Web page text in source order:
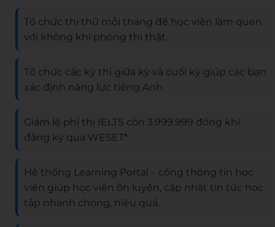
Tổ chức thi thử mỗi tháng để học viên làm quen
với không khí phòng thi thật.
Tổ chức các kỳ thi giữa kỳ và cuối kỳ giúp các bạn
xác định năng lực tiếng Anh.
Giảm lệ phí thi IELTS còn 3.999.999 đồng khi
đăng ký qua WESET*.
Hệ thống Learning Portal – cổng thông tin học
viên giúp học viện ôn luyện, cập nhật tin tức học
tập nhanh chóng, hiệu quả.